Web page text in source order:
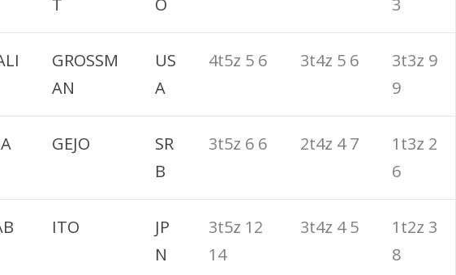
GROSSM
AN
US
A
4t5z 5 6 3t4z 5 6
3t3z 9
9
GEJO
SR
B
3t5z 6 6 2t4z 4 7
1t3z 2
6
ITO
JP
N
3t5z 12
14
3t4z 4 5
1t2z 3
8